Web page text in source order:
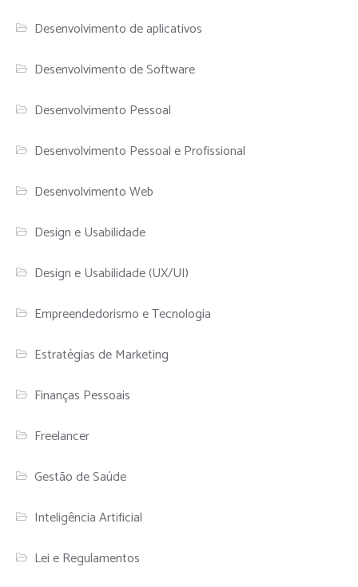
Desenvolvimento de aplicativos
Desenvolvimento de Software
Desenvolvimento Pessoal
Desenvolvimento Pessoal e Profissional
Desenvolvimento Web
Design e Usabilidade
Design e Usabilidade (UX/UI)
Empreendedorismo e Tecnologia
Estratégias de Marketing
Finanças Pessoais
Freelancer
Gestão de Saúde
Inteligência Artificial
Lei e Regulamentos